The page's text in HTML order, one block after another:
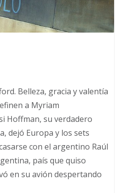
Belleza, gracia y valentía
a Myriam
Hoffman, su verdadero
dejó Europa y los sets
con el argentino Raúl
país que quiso
en su avión despertando